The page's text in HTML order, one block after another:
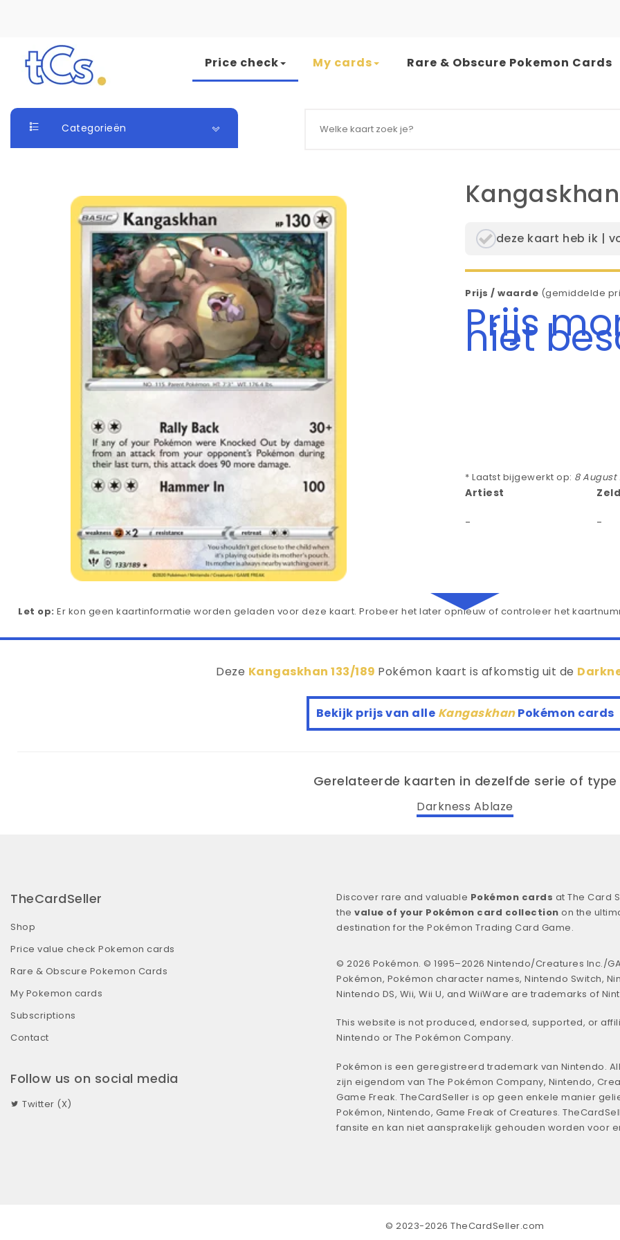
Skip to content
Price check My cards Rare & Obscure Pokemon Cards
Categorieën
deze kaart heb ik |
Prijs / waarde (gemiddelde
Prijs
niet
* Laatst bijgewerkt op: 8 August
Artiest
- -
Let op: Er kon geen kaartinformatie worden geladen voor deze kaart. Probeer het later opnieuw of controleer het
Deze Kangaskhan 133/189 Pokémon kaart is afkomstig uit de
Bekijk prijs van alle KangaskhanPokémon cards
Gerelateerde kaarten in dezelfde serie of type
Darkness Ablaze
TheCardSeller
Shop
Price value check Pokemon cards
Rare & Obscure Pokemon Cards
My Pokemon cards
Subscriptions
Contact
Follow us on social media
Twitter (X)
Discover rare and valuable Pokémon cards at The Card
the value of your Pokémon card collection on the
destination for the Pokémon Trading Card Game.
© 2026 Pokémon. © 1995–2026 Nintendo/Creatures Inc./
Pokémon, Pokémon character names, Nintendo Switch,
Nintendo DS, Wii, Wii U, and WiiWare are trademarks of
This website is not produced, endorsed, supported, or
Nintendo or The Pokémon Company.
Pokémon is een geregistreerd trademark van Nintendo.
zijn eigendom van The Pokémon Company, Nintendo,
Game Freak. TheCardSeller is op geen enkele manier
Pokémon, Nintendo, Game Freak of Creatures.
fansite en kan niet aansprakelijk gehouden worden voor
© 2023-2026 TheCardSeller.com